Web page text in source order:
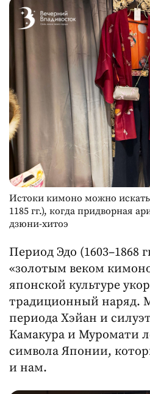
Истоки кимоно можно искать
1185 гг.), когда придворная
дзюни-хитоэ
Период Эдо (1603–1868
«золотым веком
японской культуре
традиционный наряд.
периода Хэйан и
Камакура и Муромати
символа Японии,
и нам.